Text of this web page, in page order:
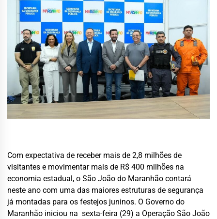
Com expectativa de receber mais de 2,8 milhões de
visitantes e movimentar mais de R$ 400 milhões na
economia estadual, o São João do Maranhão contará
neste ano com uma das maiores estruturas de segurança
já montadas para os festejos juninos. O Governo do
Maranhão iniciou na sexta-feira (29) a Operação São João